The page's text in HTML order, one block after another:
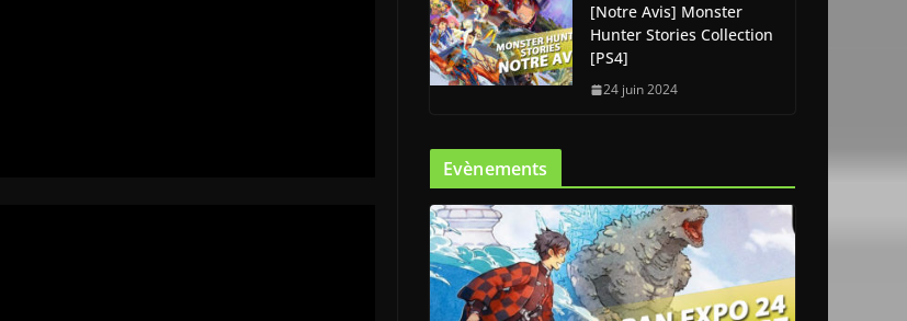
[Notre Avis] Monster
Hunter Stories Collection
[PS4]
24 juin 2024
Evènements